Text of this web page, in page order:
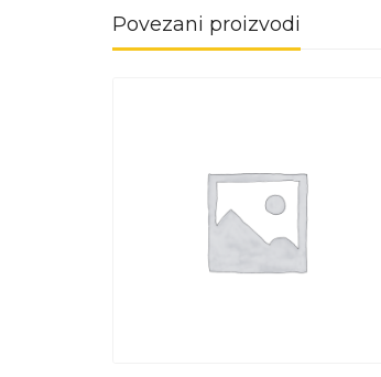
Povezani proizvodi